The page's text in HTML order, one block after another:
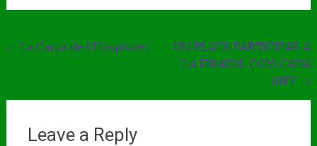
Post
← La Carpa de l’Hospitalet
UN PLAER PARTICIPAR A
LA FIRAVOL COM CADA
ANY →
Leave a Reply